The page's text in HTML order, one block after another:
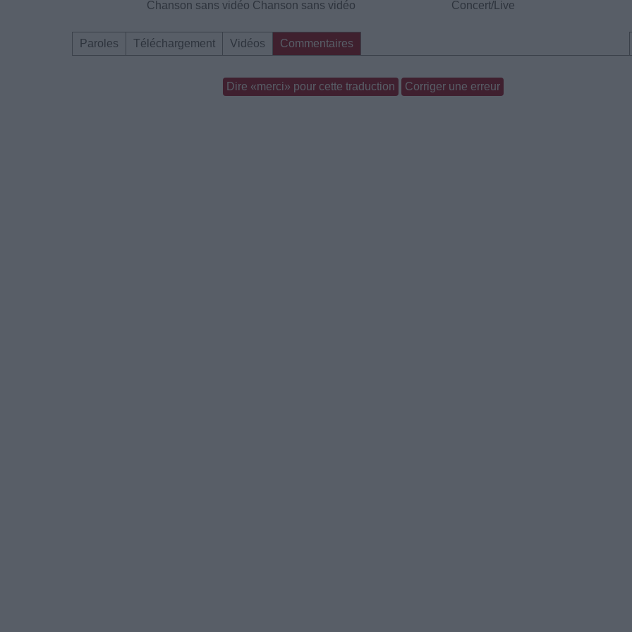
Chanson sans vidéo Chanson sans vidéo Concert/Live
Paroles Téléchargement Vidéos Commentaires
Dire «merci» pour cette traduction Corriger une erreur